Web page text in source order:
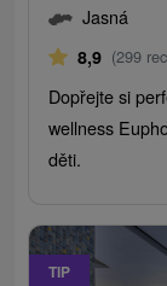
Jasná
8,9 (299
Dopřejte si
wellness
děti.
TIP